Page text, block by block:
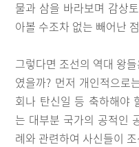
물과 삼을 바라보며 감상
아볼 수조차 없는 빼어난
그렇다면 조선의 역대 왕
였을까? 먼저 개인적으로
회나 탄신일 등 축하해야
는 대부분 국가의 공적인
례와 관련하여 사신들이